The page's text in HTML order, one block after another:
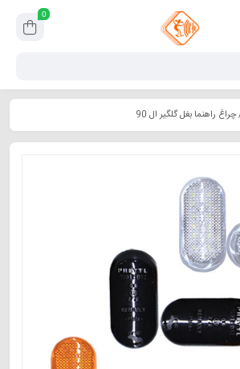
0
راهنما بغل گلگیر ال 90